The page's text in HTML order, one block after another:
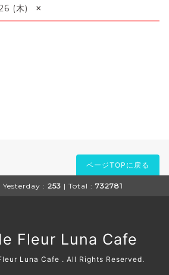
(木) ×
ページTOPに戻る
Yesterday : 253 | Total : 732781
Fleur Luna Cafe
Luna Cafe . All Rights Reserved.